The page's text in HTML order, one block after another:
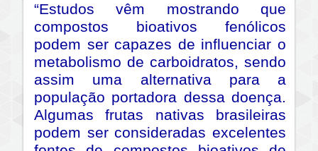
“Estudos vêm mostrando que
compostos bioativos fenólicos
podem ser capazes de influenciar o
metabolismo de carboidratos, sendo
assim uma alternativa para a
população portadora dessa doença.
Algumas frutas nativas brasileiras
podem ser consideradas excelentes